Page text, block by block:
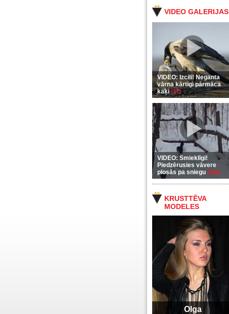
VIDEO GALERIJAS
VIDEO: Izcili! Neganta
vārna kārtīgi pārmāca
kaķi(37)
VIDEO: Smieklīgi!
Piedzērusies vāvere
plosās pa sniegu (255)
KRUSTTĒVA
MODELES
Olga